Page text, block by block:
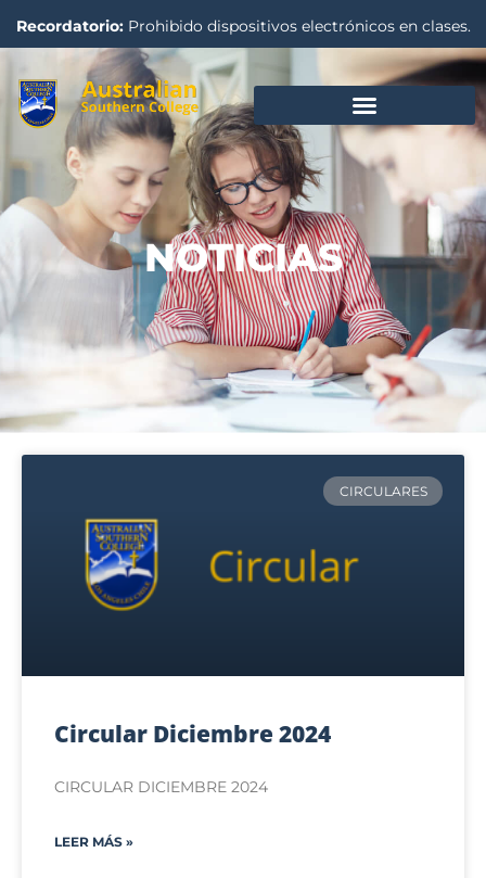
Recordatorio:Prohibido dispositivos electrónicos en clases.
NOTICIAS
CIRCULARES
Circular Diciembre 2024
CIRCULAR DICIEMBRE 2024
LEER MÁS »